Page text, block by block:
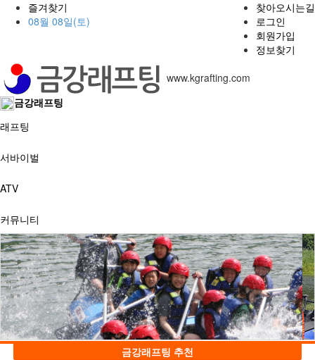
즐겨찾기
08월 08일(토)
찾아오시는길
로그인
회원가입
정보찾기
www.kgrafting.com
금강래프팅
래프팅
서바이벌
ATV
커뮤니티
예약게시판
금강래프팅 추천